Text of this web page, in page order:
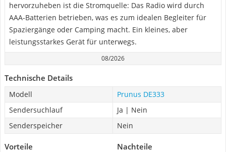
hervorzuheben ist die Stromquelle: Das Radio wird durch
AAA-Batterien betrieben, was es zum idealen Begleiter für
Spaziergänge oder Camping macht. Ein kleines, aber
leistungsstarkes Gerät für unterwegs.
08/2026
Technische Details
Modell
Prunus DE333
Sendersuchlauf
Ja | Nein
Senderspeicher
Nein
Vorteile Nachteile